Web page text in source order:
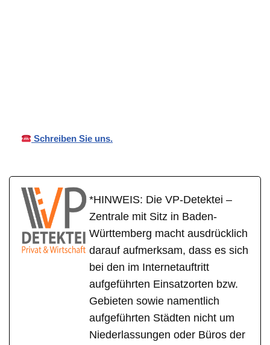
Schreiben Sie uns.
*HINWEIS: Die VP-Detektei –
Zentrale mit Sitz in Baden-
Württemberg macht ausdrücklich
darauf aufmerksam, dass es sich
bei den im Internetauftritt
aufgeführten Einsatzorten bzw.
Gebieten sowie namentlich
aufgeführten Städten nicht um
Niederlassungen oder Büros der